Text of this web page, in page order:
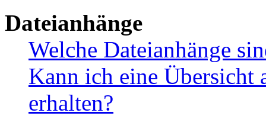
Dateianhänge
Welche Dateianhänge
Kann ich eine Übersicht
erhalten?